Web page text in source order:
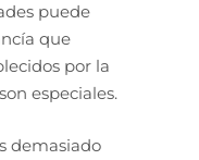
puede
que
por la
especiales.
demasiado